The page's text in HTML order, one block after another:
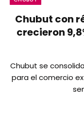
Chubut con
crecieron
Chubut se
para el comercio